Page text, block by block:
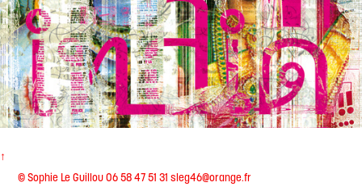
↑
© Sophie Le Guillou 06 58 47 51 31 sleg46@orange.fr